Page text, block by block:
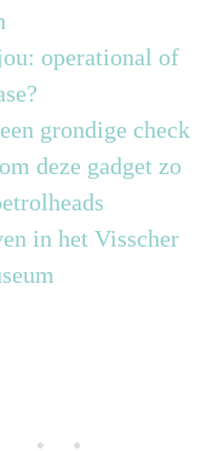
operational of
grondige check
deze gadget zo
in het Visscher